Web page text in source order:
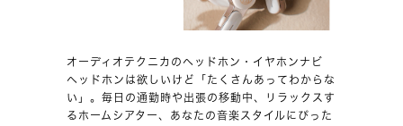
オーディオテクニカのヘッドホン・イヤホンナビ
ヘッドホンは欲しいけど「たくさんあってわからな
い」。毎日の通勤時や出張の移動中、リラックスす
るホームシアター、あなたの音楽スタイルにぴった